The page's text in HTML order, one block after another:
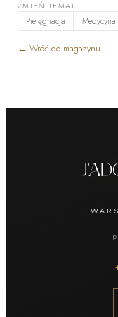
Body
8 min· 9:45
8 min· 8:21
· 9:07
niego działa
ClearLift dla
ZMIEŃ TEMAT
Pielęgnacja Medycyna
← Wróć do magazynu